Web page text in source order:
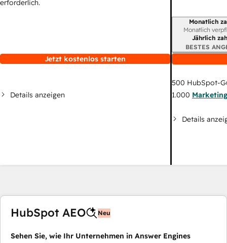
erforderlich.
Jetzt kostenlos starten
Details anzeigen
Monatlich
Monatlich
Jährlich
BESTES
500 HubSpot-
1.000
Details
HubSpot AEO Neu
Sehen Sie, wie Ihr Unternehmen in Answer Engines